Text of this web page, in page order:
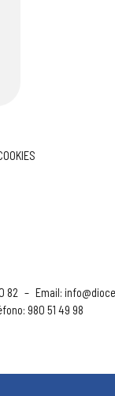
82 – Email:
980 51 49 98